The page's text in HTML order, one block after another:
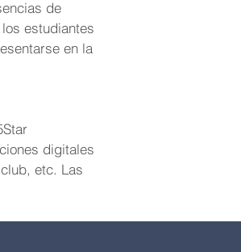
de
estudiantes
en la
digitales
etc. Las